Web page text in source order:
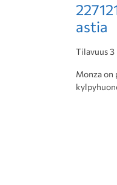
astia
Tilavuus
Monza on